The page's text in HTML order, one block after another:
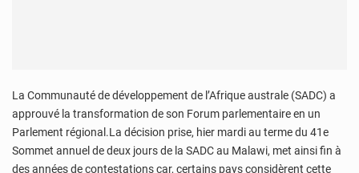
La Communauté de développement de l’Afrique australe (SADC) a
approuvé la transformation de son Forum parlementaire en un
Parlement régional.La décision prise, hier mardi au terme du 41e
Sommet annuel de deux jours de la SADC au Malawi, met ainsi fin à
des années de contestations car, certains pays considèrent cette